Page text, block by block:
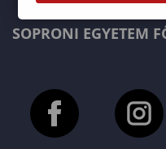
SOPRONI EGYETEM